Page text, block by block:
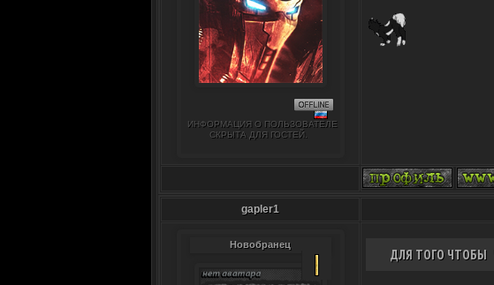
ИНФОРМАЦИЯ О ПОЛЬЗОВАТЕЛЕ
СКРЫТА ДЛЯ ГОСТЕЙ.
gapler1
Новобранец
ДЛЯ ТОГО ЧТОБЫ